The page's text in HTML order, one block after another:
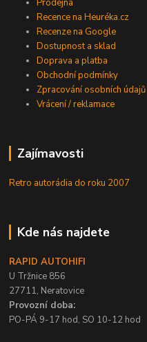
Prodejna
Recence na Heuréka.cz
Recenze na Google
Dostupnost a sklad
Doprava a platba
Obchodní podmínky
Zpracování osobních údajů
Vrácení / reklamace
Zajímavosti
Retro autorádia do roku 2007
Kde nás najdete
RAPID AUTOHIFI
U Tržnice 856
27711, Neratovice
Provozní doba:
PO-PÁ 9-17 hod, SO 10-12 hod